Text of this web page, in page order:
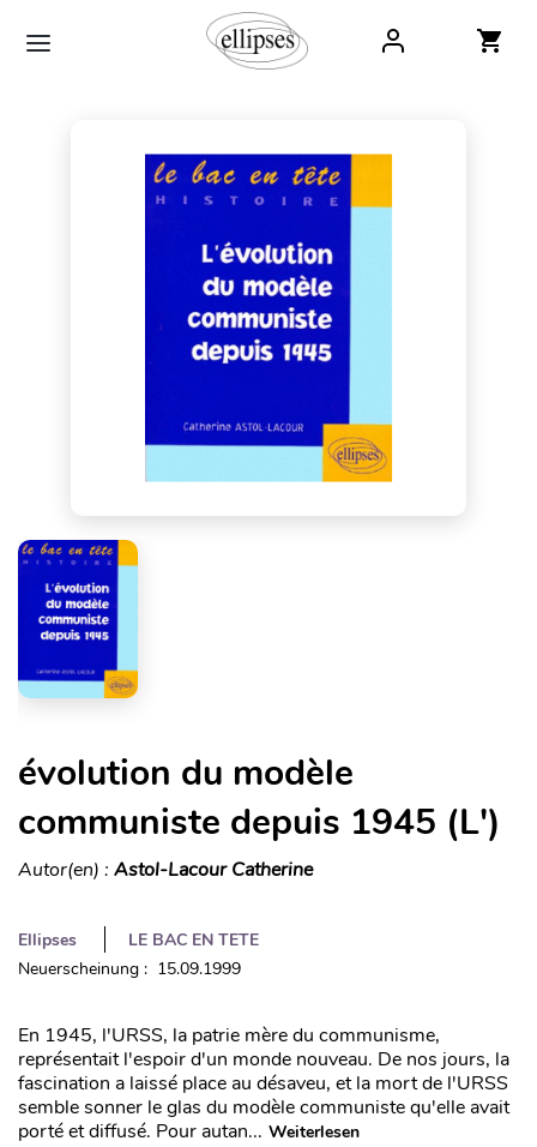
évolution du modèle
communiste depuis 1945 (L')
Autor(en) : Astol-Lacour Catherine
Ellipses
LE BAC EN TETE
Neuerscheinung : 15.09.1999
En 1945, l'URSS, la patrie mère du communisme,
représentait l'espoir d'un monde nouveau. De nos jours, la
fascination a laissé place au désaveu, et la mort de l'URSS
semble sonner le glas du modèle communiste qu'elle avait
porté et diffusé. Pour autan... Weiterlesen